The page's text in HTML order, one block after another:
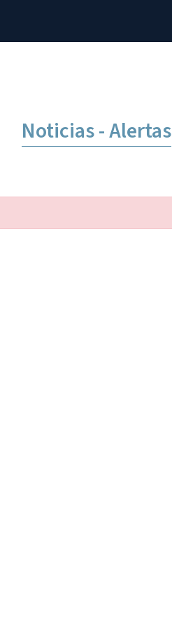
Noticias - Alertas